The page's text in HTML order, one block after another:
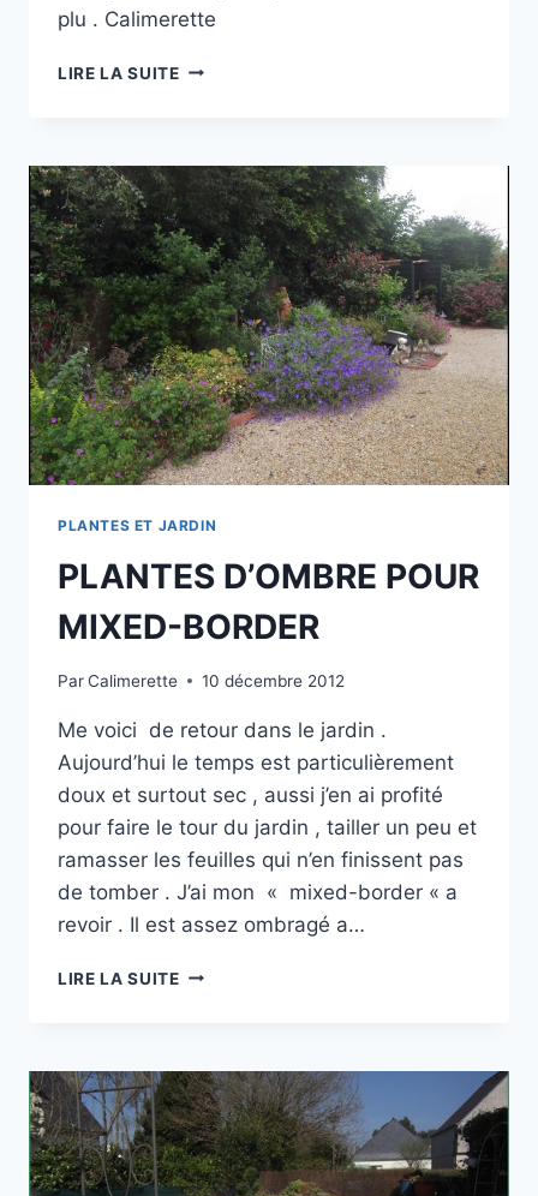
plu . Calimerette
LIRE LA SUITEPLANTES
(
SUITE
PLANTES ET JARDIN
PLANTES D’OMBRE POUR
MIXED-BORDER
ParCalimerette 10 décembre 2012
Me voici de retour dans le jardin .
Aujourd’hui le temps est particulièrement
doux et surtout sec , aussi j’en ai profité
pour faire le tour du jardin , tailler un peu et
ramasser les feuilles qui n’en finissent pas
de tomber . J’ai mon « mixed-border « a
revoir . Il est assez ombragé a…
LIRE LA SUITEPLANTES
BORDER